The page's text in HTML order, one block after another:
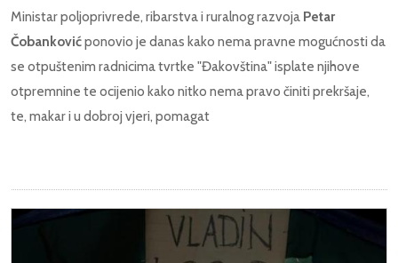
Ministar poljoprivrede, ribarstva i ruralnog razvoja Petar
Čobankovićponovio je danas kako nema pravne mogućnosti da
se otpuštenim radnicima tvrtke "Đakovština" isplate njihove
otpremnine te ocijenio kako nitko nema pravo činiti prekršaje,
te, makar i u dobroj vjeri, pomagat